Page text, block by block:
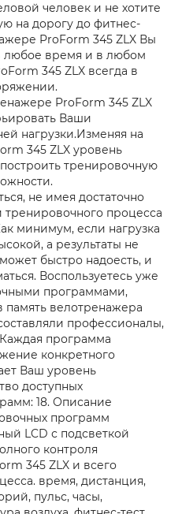
человек и не хотите
на дорогу до фитнес-
ProForm 345 ZLX Вы
любое время и в любом
345 ZLX всегда в
ProForm 345 ZLX
Ваши
нагрузки.Изменяя на
345 ZLX уровень
тренировочную
не имея достаточно
процесса
минимум, если нагрузка
а результаты не
быстро надоесть, и
Воспользуетесь уже
программами,
память велотренажера
профессионалы,
программа
конкретного
Ваш уровень
доступных
18. Описание
программ
LCD с подсветкой
контроля
345 ZLX и всего
время, дистанция,
пульс, часы,